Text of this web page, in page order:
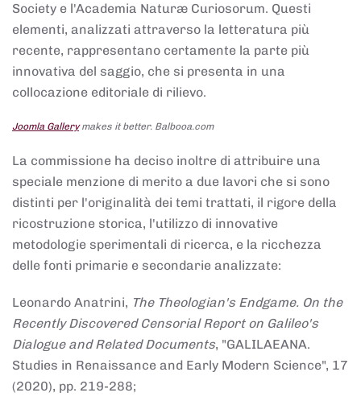
Society e l'Academia Naturæ Curiosorum. Questi
elementi, analizzati attraverso la letteratura più
recente, rappresentano certamente la parte più
innovativa del saggio, che si presenta in una
collocazione editoriale di rilievo.
Joomla Gallerymakes it better. Balbooa.com
La commissione ha deciso inoltre di attribuire una
speciale menzione di merito a due lavori che si sono
distinti per l'originalità dei temi trattati, il rigore della
ricostruzione storica, l'utilizzo di innovative
metodologie sperimentali di ricerca, e la ricchezza
delle fonti primarie e secondarie analizzate:
Leonardo Anatrini, The Theologian's Endgame. On the
Recently Discovered Censorial Report on Galileo's
Dialogue and Related Documents, "GALILAEANA.
Studies in Renaissance and Early Modern Science", 17
(2020), pp. 219-288;